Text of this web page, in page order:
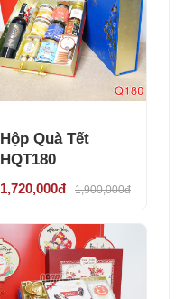
Hộp Quà Tết
HQT180
1,720,000đ 1,900,000đ